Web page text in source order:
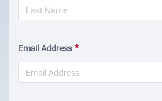
Email Address